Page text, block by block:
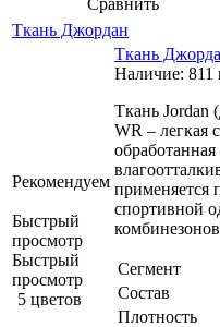
Ткань Джордан
Рекомендуем
Быстрый
просмотр
Быстрый
просмотр
5 цветов
Ткань
Наличие: 811
Ткань Jordan
WR – легкая
применяется
спортивной
Сегмент
Состав
Плотность